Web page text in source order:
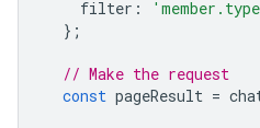
filter :
};
// Make the request
const pageResult =